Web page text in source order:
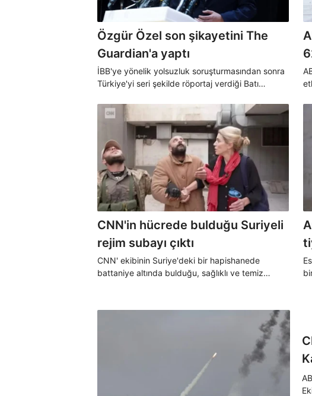
Özgür Özel son şikayetini The
Guardian'a yaptı
İBB'ye yönelik yolsuzluk soruşturmasından sonra
Türkiye'yi seri şekilde röportaj verdiği Batı
İngiliz The Guardian'a konuştu.
CNN'in hücrede bulduğu Suriyeli
rejim subayı çıktı
CNN' ekibinin Suriye'deki bir hapishanede
battaniye altında bulduğu, sağlıklı ve temiz
pay alma konusunda anlaşmazlık yaşadığı için 1